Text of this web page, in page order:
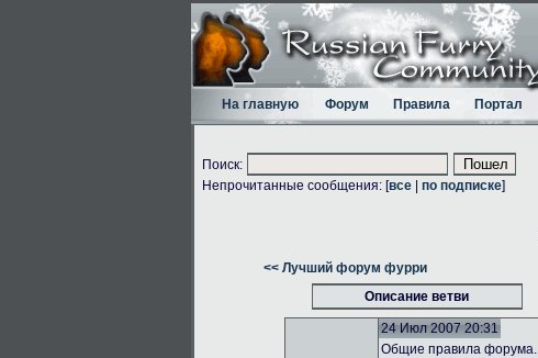
На главную Форум Правила Портал
Поиск:
Непрочитанные сообщения: [все по подписке]
<< Лучший форум фурри
Описание ветви
24 Июл 2007 20:31
Общие правила форума.